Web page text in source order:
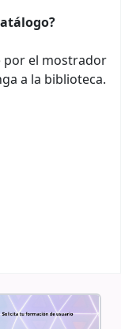
por el mostrador
a la biblioteca.